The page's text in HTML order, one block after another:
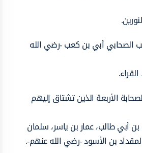
الصحابي أبي بن كعب -رضي الله
الأربعة الذين تشتاق إليهم
أبي طالب، عمار بن ياسر، سلمان
بن الأسود -رضي الله عنهم-.